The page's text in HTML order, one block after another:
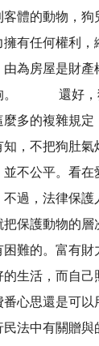
體的動物，
有任何權利
為房屋是財產
。 還好，狗
多的複雜規定
，不把狗肚氣
不公平。看
過，法律保
保護動物的層
難的。富有財
生活，而自
心思還是可以
法中有關贈與